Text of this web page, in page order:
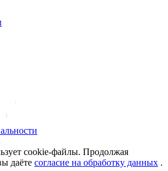
cookie-файлы. Продолжая
даёте согласие на обработку данных .